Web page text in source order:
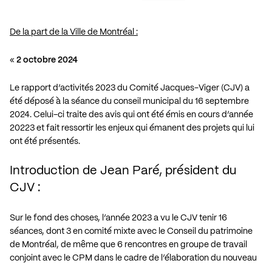
De la part de la Ville de Montréal :
« 2 octobre 2024
Le rapport d’activités 2023 du Comité Jacques-Viger (CJV) a
été déposé à la séance du conseil municipal du 16 septembre
2024. Celui-ci traite des avis qui ont été émis en cours d’année
20223 et fait ressortir les enjeux qui émanent des projets qui lui
ont été présentés.
Introduction de Jean Paré, président du
CJV :
Sur le fond des choses, l’année 2023 a vu le CJV tenir 16
séances, dont 3 en comité mixte avec le Conseil du patrimoine
de Montréal, de même que 6 rencontres en groupe de travail
conjoint avec le CPM dans le cadre de l’élaboration du nouveau